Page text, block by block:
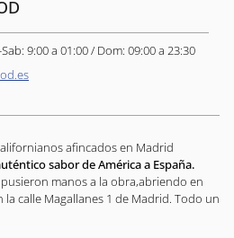
9:00 a 01:00 / Dom: 09:00 a 23:30
afincados en Madrid
sabor de América a España.
manos a la obra,abriendo en
calle Magallanes 1 de Madrid. Todo un